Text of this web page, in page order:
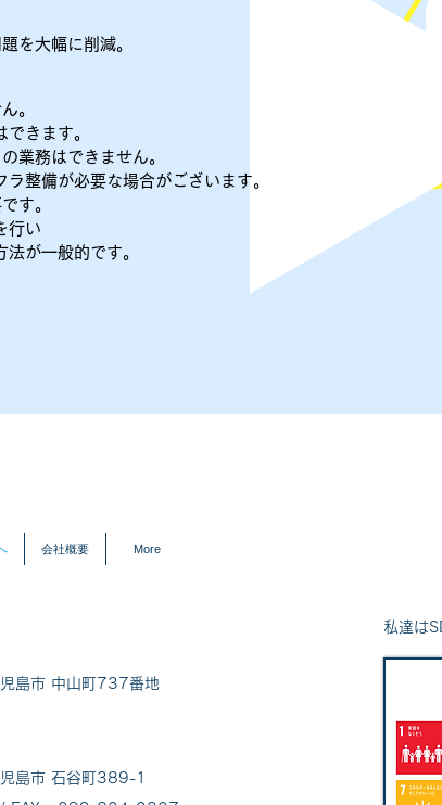
を大幅に削減。
。
きます。
業務はできません。
整備が必要な場合がございます。
す。
行い
が一般的です。
会社概要 More
市 中山町737番地
市 石谷町389-1
私達は